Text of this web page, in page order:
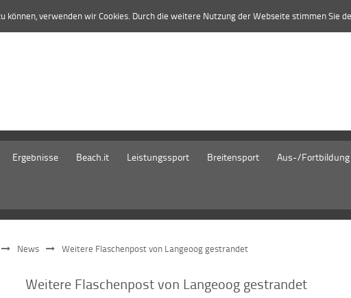
Ergebnisse Beach.it Leistungssport Breitensport Aus-/Fortbildung
News Weitere Flaschenpost von Langeoog gestrandet
Weitere Flaschenpost von Langeoog gestrandet
verwenden wir Cookies. Durch die weitere Nutzung der Webseite stimmen Sie